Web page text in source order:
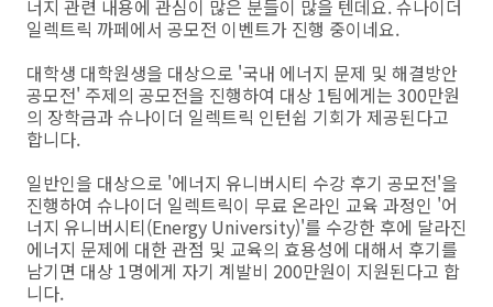
너지 관련 내용에 관심이 많은 분들이 많을 텐데요. 슈나이더
일렉트릭 까페에서 공모전 이벤트가 진행 중이네요.
대학생 대학원생을 대상으로 '국내 에너지 문제 및 해결방안
공모전' 주제의 공모전을 진행하여 대상 1팀에게는 300만원
의 장학금과 슈나이더 일렉트릭 인턴쉽 기회가 제공된다고
합니다.
일반인을 대상으로 '에너지 유니버시티 수강 후기 공모전'을
진행하여 슈나이더 일렉트릭이 무료 온라인 교육 과정인 '어
너지 유니버시티(Energy University)'를 수강한 후에 달라진
에너지 문제에 대한 관점 및 교육의 효용성에 대해서 후기를
남기면 대상 1명에게 자기 계발비 200만원이 지원된다고 합
니다.